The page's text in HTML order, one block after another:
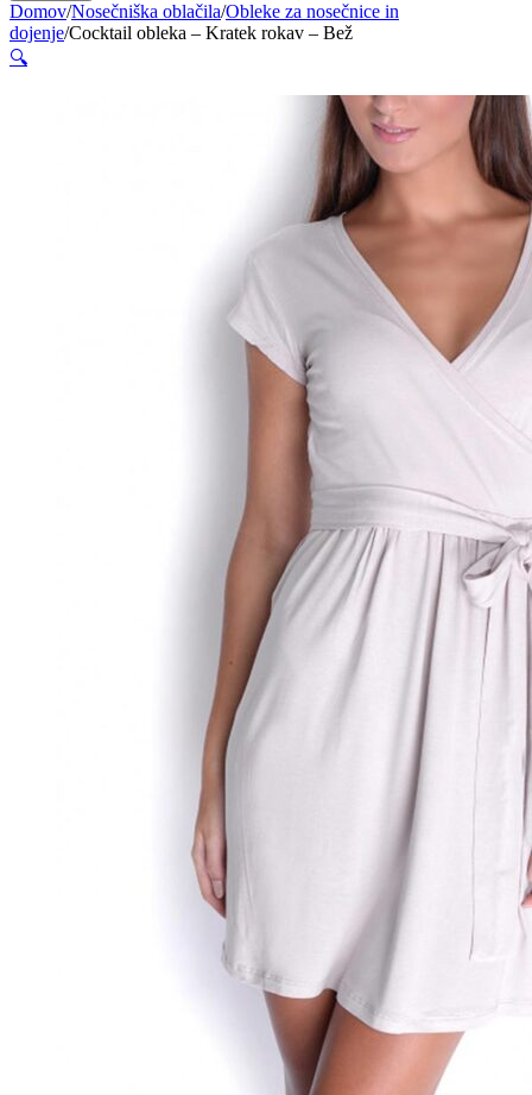
Domov/Nosečniška oblačila/Obleke za nosečnice in
dojenje/Cocktail obleka – Kratek rokav – Bež
🔍